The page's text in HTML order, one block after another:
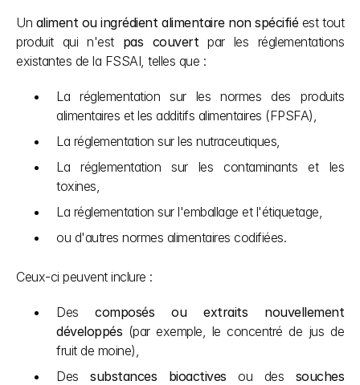
Un aliment ou ingrédient alimentaire non spécifié est tout
produit qui n'est pas couvert par les réglementations
existantes de la FSSAI, telles que :
La réglementation sur les normes des produits
alimentaires et les additifs alimentaires (FPSFA),
La réglementation sur les nutraceutiques,
La réglementation sur les contaminants et les
toxines,
La réglementation sur l'emballage et l'étiquetage,
ou d'autres normes alimentaires codifiées.
Ceux-ci peuvent inclure :
Des composés ou extraits nouvellement
développés (par exemple, le concentré de jus de
fruit de moine),
Des substances bioactives ou des souches